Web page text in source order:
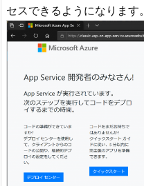
セスできるようになります。